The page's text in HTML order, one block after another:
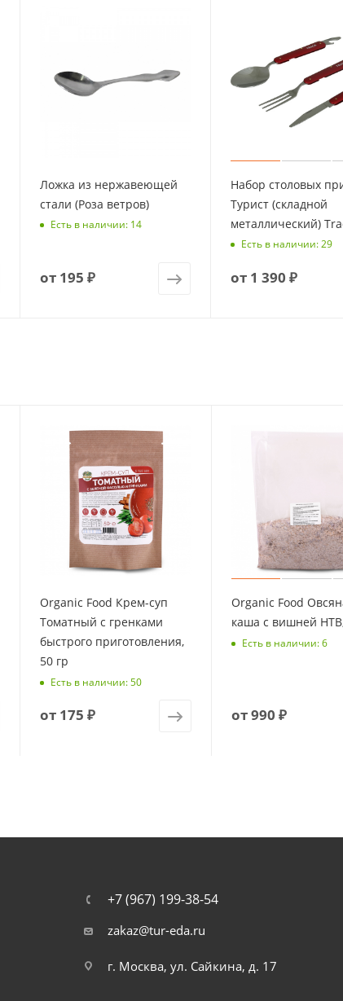
Ложка из нержавеющей
стали (Роза ветров)
Есть в наличии: 14
от 195 ₽
Набор столовых
Турист (складной
металлический)
Есть в наличии: 29
от 1 390 ₽
Organic Food Крем-суп
Томатный с гренками
быстрого приготовления,
50 гр
Есть в наличии: 50
от 175 ₽
Organic Food
каша с вишней
Есть в наличии: 6
от990 ₽
+7 (967) 199-38-54
zakaz@tur-eda.ru
г. Москва, ул. Сайкина, д. 17